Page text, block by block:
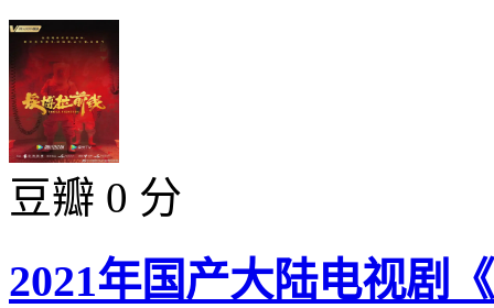
豆瓣 0 分
2021年国产大陆电视剧